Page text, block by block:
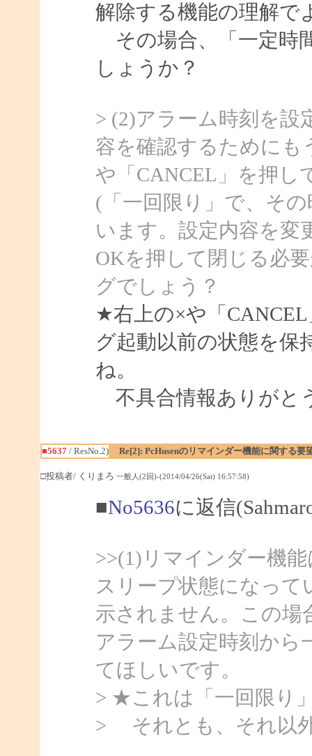
解除する機能の理解で
その場合、「一定時
しょうか？
> (2)アラーム時刻を設
容を確認するためにも
や「CANCEL」を押し
(「一回限り」で、そ
います。設定内容を変
OKを押して閉じる必
グでしょう？
★右上の×や「
グ起動以前の状態を
ね。
不具合情報ありがと
■5637/ ResNo.2) Re[2]: PcHusenのリマインダー機能に関する要
□投稿者/ くりまろ 一般人(2回)-(2014/04/26(Sat) 16:57:58)
■No5636に返信
>>(1)リマインダー機
スリープ状態になっ
示されません。この場
アラーム設定時刻から
てほしいです。
> ★これは「一回限り
> それとも、それ以